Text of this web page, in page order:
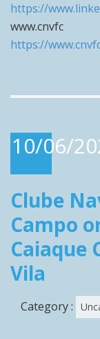
https://
www.cnvfc
https://
10/06/
Clube
Campo
Caiaque
Vila
Category :